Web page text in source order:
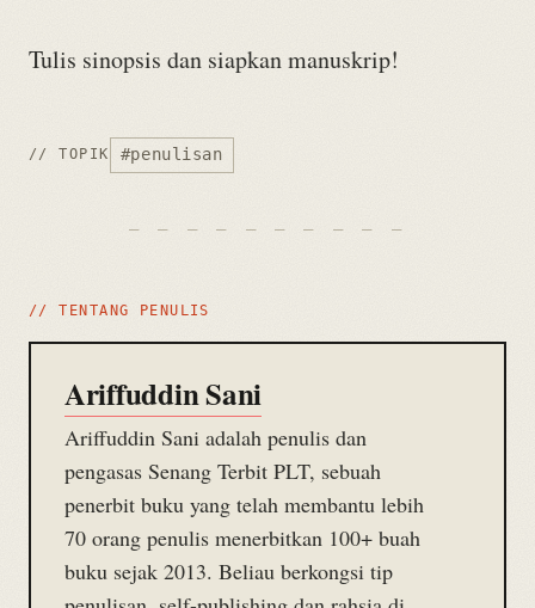
Tulis sinopsis dan siapkan manuskrip!
// TOPIK #penulisan
// TENTANG PENULIS
Ariffuddin Sani
Ariffuddin Sani adalah penulis dan
pengasas Senang Terbit PLT, sebuah
penerbit buku yang telah membantu lebih
70 orang penulis menerbitkan 100+ buah
buku sejak 2013. Beliau berkongsi tip